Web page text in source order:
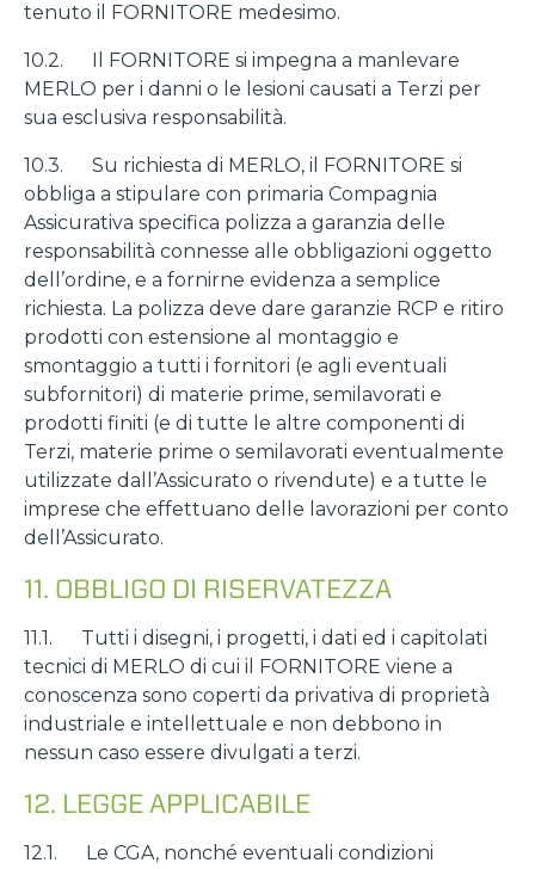
tenuto il FORNITORE medesimo.
10.2. Il FORNITORE si impegna a manlevare
MERLO per i danni o le lesioni causati a Terzi per
sua esclusiva responsabilità.
10.3. Su richiesta di MERLO, il FORNITORE si
obbliga a stipulare con primaria Compagnia
Assicurativa specifica polizza a garanzia delle
responsabilità connesse alle obbligazioni oggetto
dell’ordine, e a fornirne evidenza a semplice
richiesta. La polizza deve dare garanzie RCP e ritiro
prodotti con estensione al montaggio e
smontaggio a tutti i fornitori (e agli eventuali
subfornitori) di materie prime, semilavorati e
prodotti finiti (e di tutte le altre componenti di
Terzi, materie prime o semilavorati eventualmente
utilizzate dall’Assicurato o rivendute) e a tutte le
imprese che effettuano delle lavorazioni per conto
dell’Assicurato.
11. OBBLIGO DI RISERVATEZZA
11.1. Tutti i disegni, i progetti, i dati ed i capitolati
tecnici di MERLO di cui il FORNITORE viene a
conoscenza sono coperti da privativa di proprietà
industriale e intellettuale e non debbono in
nessun caso essere divulgati a terzi.
12. LEGGE APPLICABILE
12.1. Le CGA, nonché eventuali condizioni